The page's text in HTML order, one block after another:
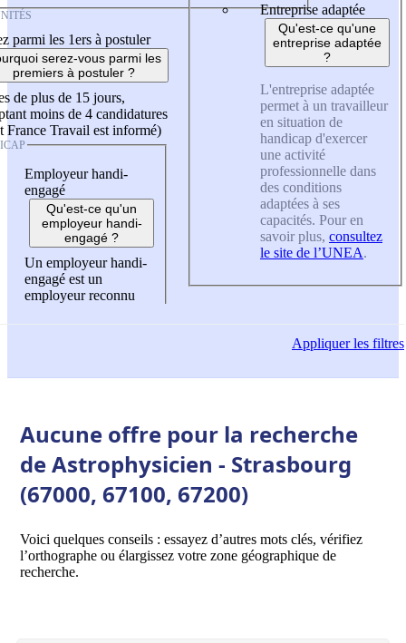
parmi les 1ers à postuler
serez-vous parmi les
premiers à postuler ?
de plus de 15 jours,
moins de 4 candidatures
France Travail est informé)
Employeur handi-
engagé
Qu'est-ce qu'un
employeur handi-
engagé ?
Un employeur handi-
engagé est un
employeur reconnu
Entreprise adaptée
Qu'est-ce qu'une
entreprise adaptée
?
L'entreprise adaptée
permet à un travailleur
en situation de
handicap d'exercer
une activité
professionnelle dans
des conditions
adaptées à ses
capacités. Pour en
savoir plus, consultez
le site de l’UNEA.
Appliquerles filtres
Aucune offre pour la recherche
de Astrophysicien - Strasbourg
(67000, 67100, 67200)
Voici quelques conseils : essayez d’autres mots clés, vérifiez
l’orthographe ou élargissez votre zone géographique de
recherche.